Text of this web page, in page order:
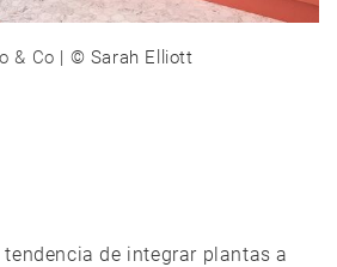
& Co | © Sarah Elliott
de integrar plantas a